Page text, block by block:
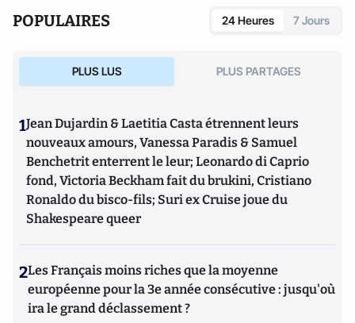
POPULAIRES 24 Heures 7 Jours
PLUS LUS PLUS PARTAGES
1Jean Dujardin & Laetitia Casta étrennent leurs
nouveaux amours, Vanessa Paradis & Samuel
Benchetrit enterrent le leur; Leonardo di Caprio
fond, Victoria Beckham fait du brukini, Cristiano
Ronaldo du bisco-fils; Suri ex Cruise joue du
Shakespeare queer
2Les Français moins riches que la moyenne
européenne pour la 3e année consécutive : jusqu'où
ira le grand déclassement ?